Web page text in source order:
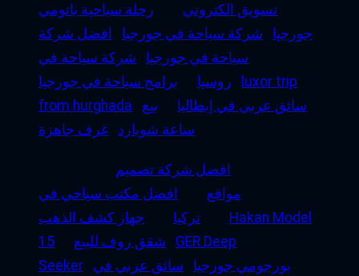
تسويق الكتروني
رحلة سياحية باتومي
جورجيا
شركة سياحة في جورجيا
افضل شركة
سياحة في جورجيا
شركة سياحة في
روسيا
برامج سياحة في جورجيا
luxor trip
from hurghada
سائق عربي في إيطاليا
بيع
ساعة شوبارد
غرف جاهزة
افضل شركة تصميم
مواقع
افضل مكتب سياحي في
تركيا
جهاز كشف الذهب
Hakan Model
15
شقق روف للبيع
GER Deep
Seeker
بورجومي جورجيا سائق عربي في